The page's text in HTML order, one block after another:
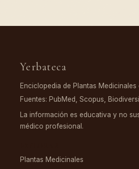
Yerbateca
Enciclopedia de Plantas Medicinales
Fuentes: PubMed, Scopus,
La información es educativa y no
médico profesional.
Plantas Medicinales